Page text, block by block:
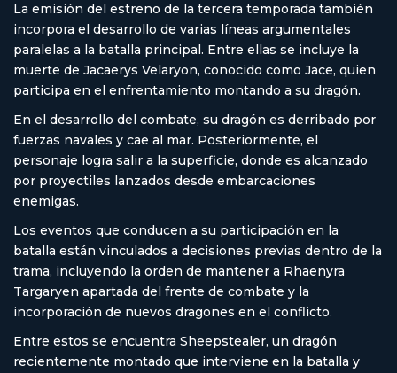
La emisión del estreno de la tercera temporada también
incorpora el desarrollo de varias líneas argumentales
paralelas a la batalla principal. Entre ellas se incluye la
muerte de Jacaerys Velaryon, conocido como Jace, quien
participa en el enfrentamiento montando a su dragón.
En el desarrollo del combate, su dragón es derribado por
fuerzas navales y cae al mar. Posteriormente, el
personaje logra salir a la superficie, donde es alcanzado
por proyectiles lanzados desde embarcaciones
enemigas.
Los eventos que conducen a su participación en la
batalla están vinculados a decisiones previas dentro de la
trama, incluyendo la orden de mantener a Rhaenyra
Targaryen apartada del frente de combate y la
incorporación de nuevos dragones en el conflicto.
Entre estos se encuentra Sheepstealer, un dragón
recientemente montado que interviene en la batalla y